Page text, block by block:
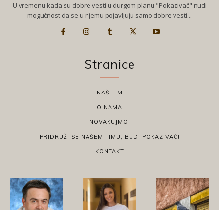
U vremenu kada su dobre vesti u durgom planu "Pokazivač" nudi
mogućnost da se u njemu pojavljuju samo dobre vesti...
Stranice
NAŠ TIM
O NAMA
NOVAKUJMO!
PRIDRUŽI SE NAŠEM TIMU, BUDI POKAZIVAČ!
KONTAKT